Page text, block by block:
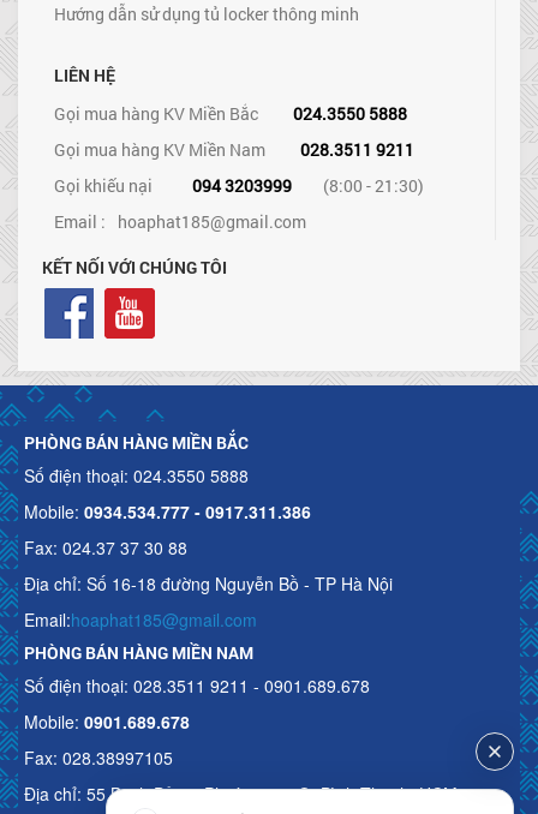
Hướng dẫn sử dụng tủ locker thông minh
LIÊN HỆ
Gọi mua hàng KV Miền Bắc
024.3550 5888
Gọi mua hàng KV Miền Nam
028.3511 9211
Gọi khiếu nại
094 3203999
(8:00 - 21:30)
Email : hoaphat185@gmail.com
KẾT NỐI VỚI CHÚNG TÔI
PHÒNG BÁN HÀNG MIỀN BẮC
Số điện thoại: 024.3550 5888
Mobile: 0934.534.777 - 0917.311.386
Fax: 024.37 37 30 88
Địa chỉ: Số 16-18 đường Nguyễn Bồ - TP Hà Nội
Email:hoaphat185@gmail.com
PHÒNG BÁN HÀNG MIỀN NAM
Số điện thoại: 028.3511 9211 - 0901.689.678
Mobile: 0901.689.678
Fax: 028.38997105
Địa chỉ: 55 Bạch Đằng, Phường 15, Q. Bình Thạnh, HCM